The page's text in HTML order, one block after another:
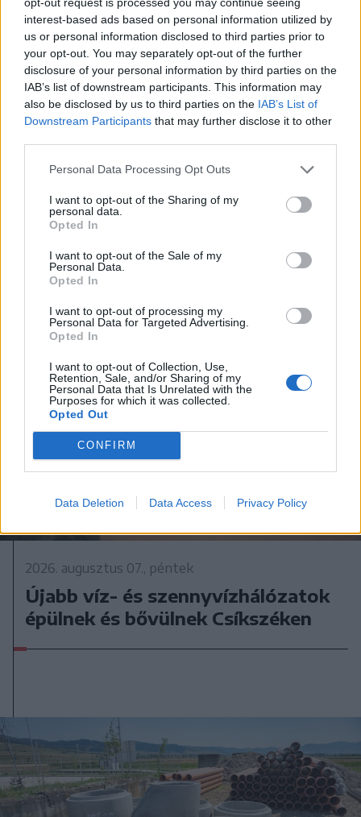
interest-based ads based on personal information utilized by
us or personal information disclosed to third parties prior to
your opt-out. You may separately opt-out of the further
disclosure of your personal information by third parties on the
IAB’s list of downstream participants. This information may
also be disclosed by us to third parties on the IAB’s List of
Downstream Participants that may further disclose it to other
Personal Data Processing Opt Outs
I want to opt-out of the Sharing of my
personal data.
Opted In
I want to opt-out of the Sale of my
Personal Data.
Opted In
I want to opt-out of processing my
Personal Data for Targeted Advertising.
Opted In
I want to opt-out of Collection, Use,
Retention, Sale, and/or Sharing of my
Personal Data that Is Unrelated with the
Purposes for which it was collected.
Opted Out
CONFIRM
Data Deletion Data Access Privacy Policy
Steaua sem tudott nyerni
Nőileg
B. Máthé Zsuzsa: Az élet
„doktoriját” végeztem el az
A rovat további cikkei
2026. augusztus 07., péntek
Újabb víz- és szennyvízhálózatok
épülnek és bővülnek Csíkszéken